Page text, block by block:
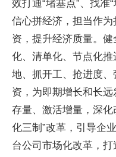
效打通“堵塞点”、找准
信心拼经济，担当作
资，提升经济质量。
化、清单化、节点化推
地、抓开工、抢进度
资，为即期增长和长
存量、激活增量，深
化三制”改革，引导企
台公司市场化改革，打